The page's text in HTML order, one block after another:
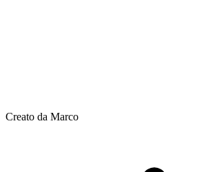
Creato da Marco